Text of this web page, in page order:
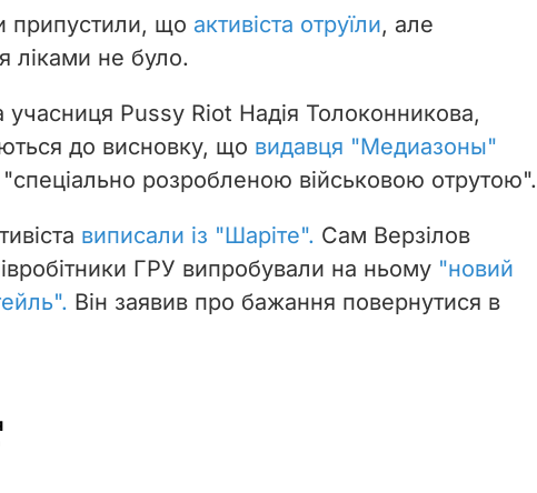
припустили, що активіста отруїли, але
ліками не було.
учасниця Pussy Riot Надія Толоконникова,
до висновку, що видавця "Медиазоны"
"спеціально розробленою військовою отрутою".
виписали із "Шаріте". Сам Верзілов
ГРУ випробували на ньому "новий
Він заявив про бажання повернутися в